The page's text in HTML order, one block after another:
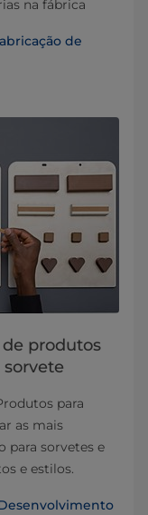
na fábrica
de
produtos
sorvete
para
as mais
para sorvetes e
e estilos.